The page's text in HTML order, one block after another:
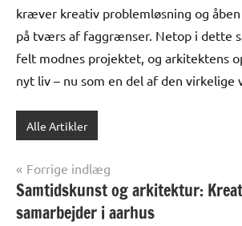
kræver kreativ problemløsning og
på tværs af faggrænser. Netop i dette
felt modnes projektet, og arkitektens
nyt liv – nu som en del af den virkelige
Alle Artikler
Indlægsnavigation
Forrige indlæg
Samtidskunst og arkitektur:
samarbejder i aarhus